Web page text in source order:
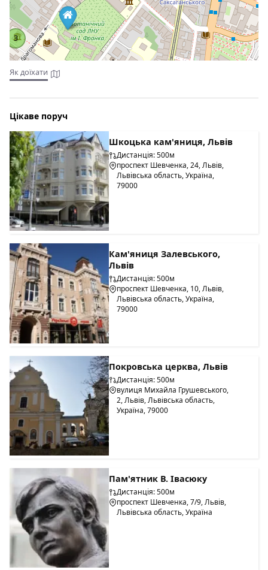
3
Як доїхати
Цікаве поруч
Шкоцька кам'яниця, Львів
Дистанція: 500м
проспект Шевченка, 24, Львів,
Львівська область, Україна,
79000
Кам'яниця Залевського,
Львів
Дистанція: 500м
проспект Шевченка, 10, Львів,
Львівська область, Україна,
79000
Покровська церква, Львів
Дистанція: 500м
вулиця Михайла Грушевського,
2, Львів, Львівська область,
Україна, 79000
Пам'ятник В. Івасюку
Дистанція: 500м
проспект Шевченка, 7/9, Львів,
Львівська область, Україна